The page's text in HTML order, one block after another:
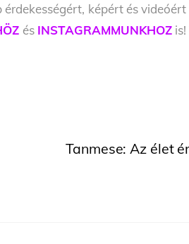
képért és
és INSTAGRAMMUNKHOZis!
Tanmese: Az élet